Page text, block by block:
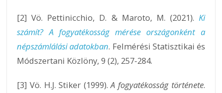
[2] Vö. Pettinicchio, D. & Maroto, M. (2021). Ki
számít? A fogyatékosság mérése országonként a
népszámlálási adatokban. Felmérési Statisztikai és
Módszertani Közlöny, 9 (2), 257-284.
[3] Vö. H.J. Stiker (1999).A fogyatékosság története.